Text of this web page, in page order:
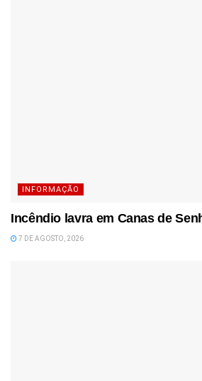
INFORMAÇÃO
Incêndio lavra em Canas de
7 DE AGOSTO, 2026